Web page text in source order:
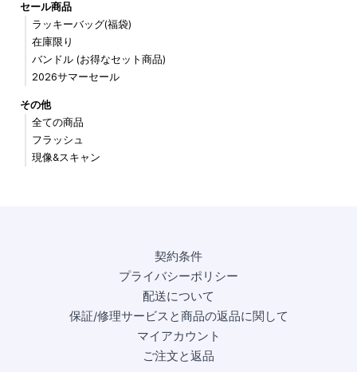
セール商品
ラッキーバッグ(福袋)
在庫限り
バンドル (お得なセット商品)
2026サマーセール
その他
全ての商品
フラッシュ
現像&スキャン
契約条件
プライバシーポリシー
配送について
保証/修理サービスと商品の返品に関して
マイアカウント
ご注文と返品